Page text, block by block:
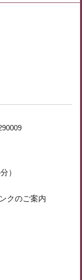
）
クのご案内